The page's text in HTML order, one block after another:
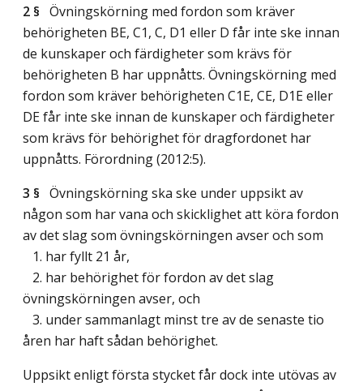
2 § Övningskörning med fordon som kräver
behörigheten BE, C1, C, D1 eller D får inte ske innan
de kunskaper och färdigheter som krävs för
behörigheten B har uppnåtts. Övningskörning med
fordon som kräver behörigheten C1E, CE, D1E eller
DE får inte ske innan de kunskaper och färdigheter
som krävs för behörighet för dragfordonet har
uppnåtts. Förordning (2012:5).
3 § Övningskörning ska ske under uppsikt av
någon som har vana och skicklighet att köra fordon
av det slag som övningskörningen avser och som
1. har fyllt 21 år,
2. har behörighet för fordon av det slag
övningskörningen avser, och
3. under sammanlagt minst tre av de senaste tio
åren har haft sådan behörighet.
Uppsikt enligt första stycket får dock inte utövas av